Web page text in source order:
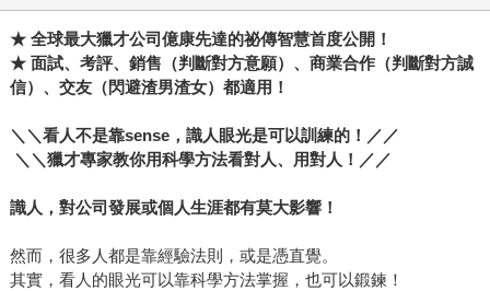
★ 全球最大獵才公司億康先達的祕傳智慧首度公開！
★ 面試、考評、銷售（判斷對方意願）、商業合作（判斷對方誠
信）、交友（閃避渣男渣女）都適用！
＼＼看人不是靠sense，識人眼光是可以訓練的！／／
＼＼獵才專家教你用科學方法看對人、用對人！／／
識人，對公司發展或個人生涯都有莫大影響！
然而，很多人都是靠經驗法則，或是憑直覺。
其實，看人的眼光可以靠科學方法掌握，也可以鍛鍊！